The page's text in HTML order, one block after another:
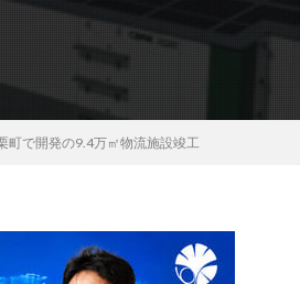
町で開発の9.4万㎡物流施設竣工